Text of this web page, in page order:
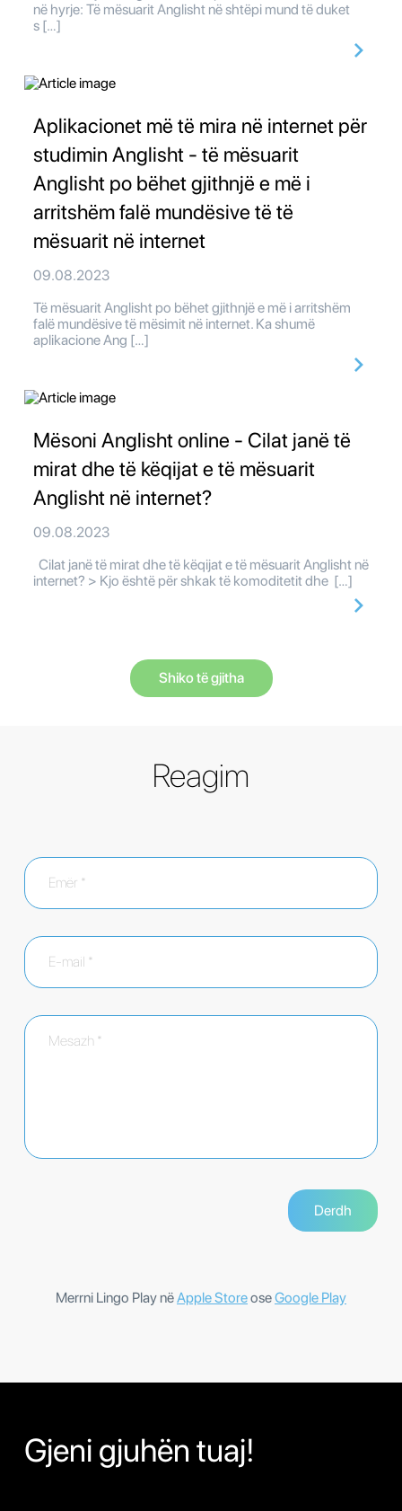
në hyrje: Të mësuarit Anglisht në shtëpi mund të duket
s […]
Aplikacionet më të mira në internet për
studimin Anglisht - të mësuarit
Anglisht po bëhet gjithnjë e më i
arritshëm falë mundësive të të
mësuarit në internet
09.08.2023
Të mësuarit Anglisht po bëhet gjithnjë e më i arritshëm
falë mundësive të mësimit në internet. Ka shumë
aplikacione Ang […]
Mësoni Anglisht online - Cilat janë të
mirat dhe të këqijat e të mësuarit
Anglisht në internet?
09.08.2023
Cilat janë të mirat dhe të këqijat e të mësuarit Anglisht në
internet? > Kjo është për shkak të komoditetit dhe […]
Shiko të gjitha
Reagim
Merrni Lingo Play nëApple StoreoseGoogle Play
Gjeni gjuhën tuaj!